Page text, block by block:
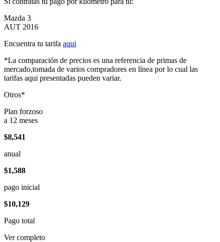
Mazda 3
AUT 2016
Encuentra tu tarifa aqui
*La comparación de precios es una referencia de primas de
mercado,tomada de varios compradores en línea por lo cual las
tarifas aqui presentadas pueden variar.
Otros*
Plan forzoso
a 12 meses
$8,541
anual
$1,588
pago inicial
$10,129
Pago total
Ver completo